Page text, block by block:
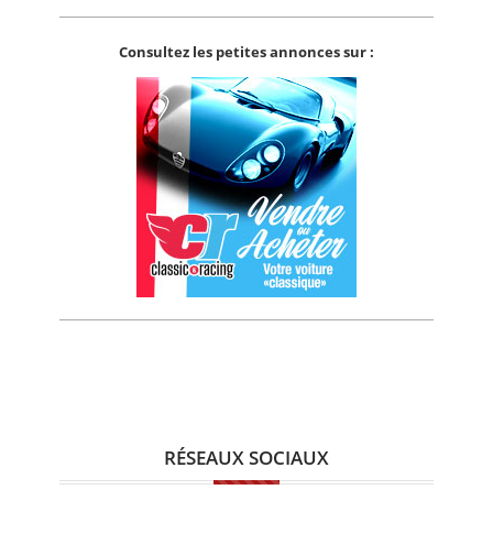
Consultez les petites annonces sur :
RÉSEAUX SOCIAUX